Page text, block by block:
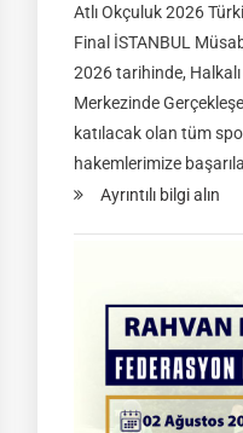
Atlı Okçuluk 2026
Final İSTANBUL
2026 tarihinde,
Merkezinde
katılacak olan tüm
hakemlerimize
Ayrıntılı bilgi alın
|